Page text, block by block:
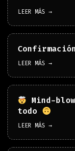
LEER MÁS →
LEER MÁS →
Mind-
todo
LEER MÁS →